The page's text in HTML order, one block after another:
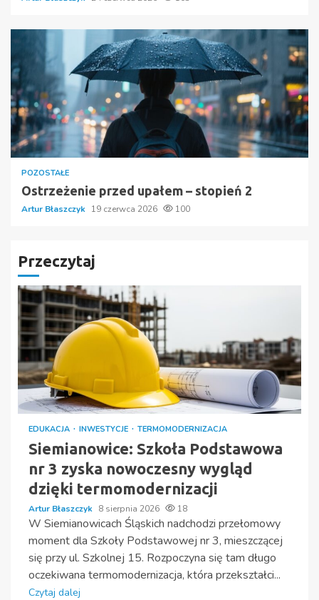
POZOSTAŁE
Ostrzeżenie przed upałem – stopień 2
Artur Błaszczyk 19 czerwca 2026 100
Przeczytaj
EDUKACJA INWESTYCJE TERMOMODERNIZACJA
Siemianowice: Szkoła Podstawowa
nr 3 zyska nowoczesny wygląd
dzięki termomodernizacji
Artur Błaszczyk 8 sierpnia 2026 18
W Siemianowicach Śląskich nadchodzi przełomowy
moment dla Szkoły Podstawowej nr 3, mieszczącej
się przy ul. Szkolnej 15. Rozpoczyna się tam długo
oczekiwana termomodernizacja, która przekształci...
Czytaj dalej